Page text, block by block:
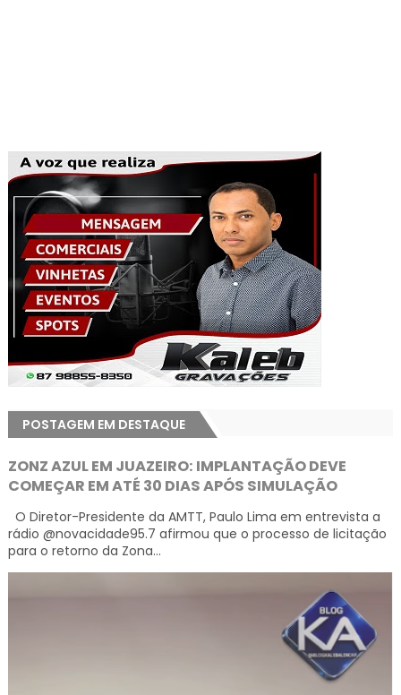
POSTAGEM EM DESTAQUE
ZONZ AZUL EM JUAZEIRO: IMPLANTAÇÃO DEVE
COMEÇAR EM ATÉ 30 DIAS APÓS SIMULAÇÃO
O Diretor-Presidente da AMTT, Paulo Lima em entrevista a
rádio @novacidade95.7 afirmou que o processo de licitação
para o retorno da Zona...